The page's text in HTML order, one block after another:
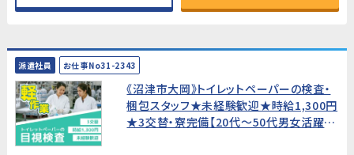
派遣社員 お仕事No31-2343
《沼津市大岡》トイレットペーパーの検査・
梱包スタッフ★未経験歓迎★時給1,300円
★3交替・寮完備【20代〜50代男女活躍